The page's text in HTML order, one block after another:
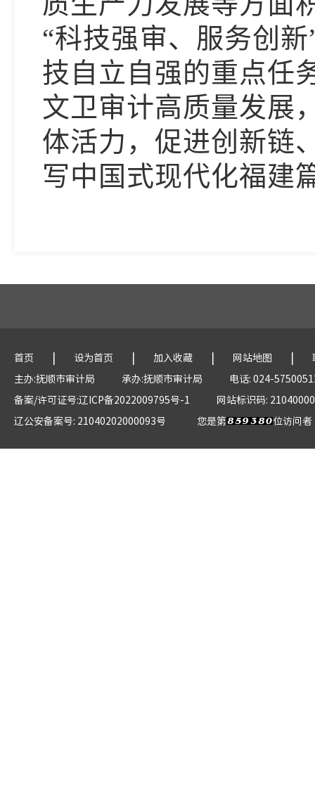
“科技强审、服务创
技自立自强的重点任
文卫审计高质量发展
体活力，促进创新链
写中国式现代化福建
首页 | 设为首页 | 加入收藏 | 网站地图 |
主办:抚顺市审计局
承办:抚顺市审计局
电话: 024-
备案/许可证号:辽ICP备2022009795号-1
网站标识码:
辽公安备案号: 21040202000093号
您是第 位访问者